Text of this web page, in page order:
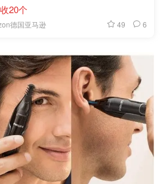
20个
德国亚马逊 49 6